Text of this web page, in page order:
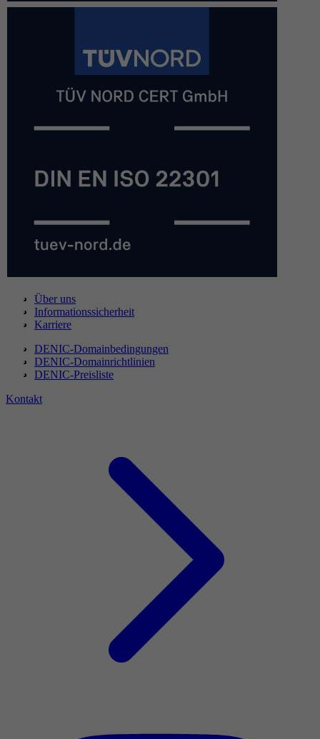
Über uns
Informationssicherheit
Karriere
DENIC-Domainbedingungen
DENIC-Domainrichtlinien
DENIC-Preisliste
Kontakt